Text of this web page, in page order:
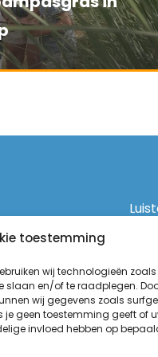
toestemming
wij technologieën
en/of te raadplegen.
wij gegevens zoals
je geen toestemming geeft of
invloed hebben op